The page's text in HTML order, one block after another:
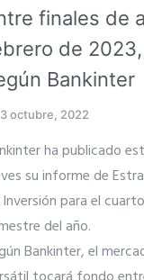
finales de
de 2023,
Bankinter
3 octubre, 2022
ha publicado
su informe de
para el cuarto
del año.
Bankinter, el